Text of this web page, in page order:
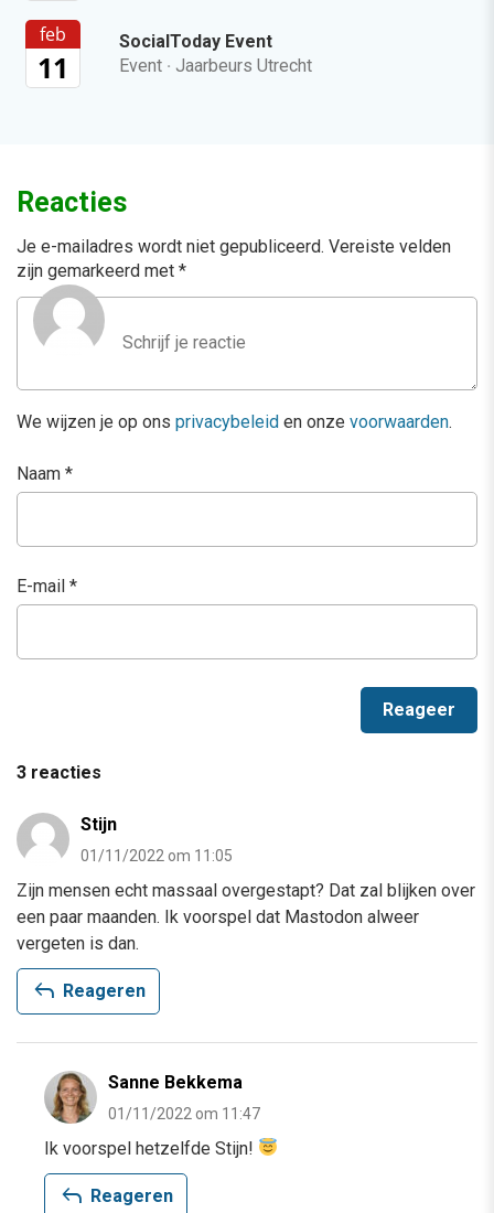
feb
11
SocialToday Event
Event · Jaarbeurs Utrecht
Reacties
Je e-mailadres wordt niet gepubliceerd. Vereiste velden
zijn gemarkeerd met *
We wijzen je op ons privacybeleid en onze voorwaarden.
Naam *
E-mail *
3 reacties
Stijn
01/11/2022 om 11:05
Zijn mensen echt massaal overgestapt? Dat zal blijken over
een paar maanden. Ik voorspel dat Mastodon alweer
vergeten is dan.
reply Reageren
Sanne Bekkema
01/11/2022 om 11:47
Ik voorspel hetzelfde Stijn!
reply Reageren